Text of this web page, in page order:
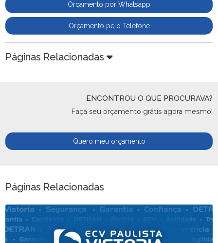
Orçamento por Whatsapp
Orçamento pelo Telefone
Páginas Relacionadas
ENCONTROU O QUE PROCURAVA?
Faça seu orçamento grátis agora mesmo!
Quero meu orçamento
Páginas Relacionadas